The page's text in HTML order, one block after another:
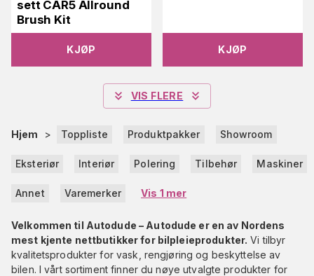
sett CAR5 Allround
Brush Kit
KJØP KJØP
VIS FLERE
Hjem > Toppliste Produktpakker Showroom
Eksteriør Interiør Polering Tilbehør Maskiner
Annet Varemerker Vis 1 mer
Velkommen til Autodude – Autodude er en av Nordens
mest kjente nettbutikker for bilpleieprodukter. Vi tilbyr
kvalitetsprodukter for vask, rengjøring og beskyttelse av
bilen. I vårt sortiment finner du nøye utvalgte produkter for